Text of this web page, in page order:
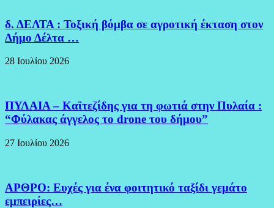
δ. ΔΕΛΤΑ : Τοξική βόμβα σε αγροτική έκταση στον
Δήμο Δέλτα …
28 Ιουλίου 2026
ΠΥΛΑΙΑ – Καϊτεζίδης για τη φωτιά στην Πυλαία :
“Φύλακας άγγελος το drone του δήμου”
27 Ιουλίου 2026
ΑΡΘΡΟ: Ευχές για ένα φοιτητικό ταξίδι γεμάτο
εμπειρίες…